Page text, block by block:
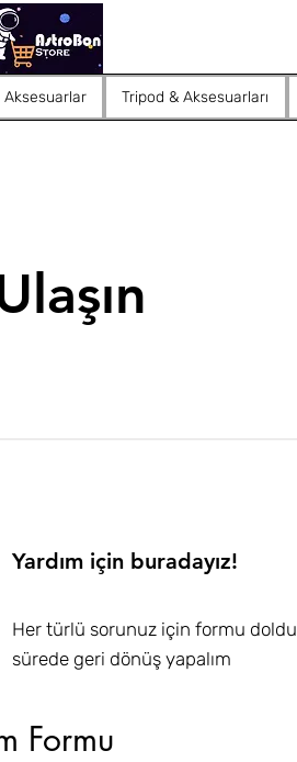
Aksesuarlar Tripod & Aksesuarları
Yardım için buradayız!
Her türlü sorunuz için formu
sürede geri dönüş yapalım
Formu